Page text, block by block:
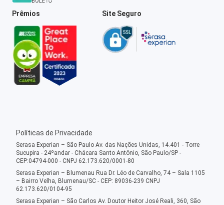
Prêmios Site Seguro
Políticas de Privacidade
Serasa Experian – São Paulo Av. das Nações Unidas, 14.401 - Torre
Sucupira - 24ºandar - Chácara Santo Antônio, São Paulo/SP -
CEP:04794-000 - CNPJ 62.173.620/0001-80
Serasa Experian – Blumenau Rua Dr. Léo de Carvalho, 74 – Sala 1105
– Bairro Velha, Blumenau/SC - CEP: 89036-239 CNPJ
62.173.620/0104-95
Serasa Experian – São Carlos Av. Doutor Heitor José Reali, 360, São